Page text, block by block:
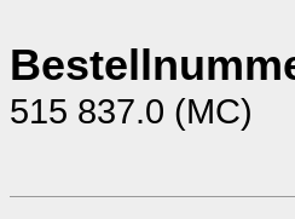
515 837.0 (MC)